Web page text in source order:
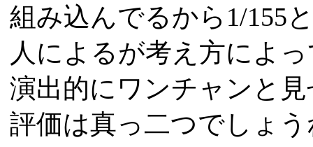
組み込んでるから1/155
人によるが考え方によ
演出的にワンチャンと
評価は真っ二つでしょう